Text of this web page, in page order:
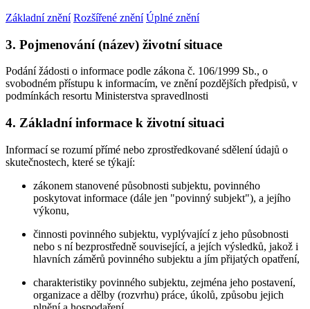
Základní znění Rozšířené znění Úplné znění
3. Pojmenování (název) životní situace
Podání žádosti o informace podle zákona č. 106/1999 Sb., o
svobodném přístupu k informacím, ve znění pozdějších předpisů, v
podmínkách resortu Ministerstva spravedlnosti
4. Základní informace k životní situaci
Informací se rozumí přímé nebo zprostředkované sdělení údajů o
skutečnostech, které se týkají:
zákonem stanovené působnosti subjektu, povinného
poskytovat informace (dále jen "povinný subjekt"), a jejího
výkonu,
činnosti povinného subjektu, vyplývající z jeho působnosti
nebo s ní bezprostředně související, a jejích výsledků, jakož i
hlavních záměrů povinného subjektu a jím přijatých opatření,
charakteristiky povinného subjektu, zejména jeho postavení,
organizace a dělby (rozvrhu) práce, úkolů, způsobu jejich